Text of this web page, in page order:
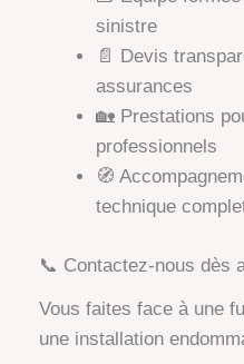
sinistre
📄 Devis
assurances
🏡 Prestations
professionnels
🧭
technique
📞 Contactez-nous dès
Vous faites face à une
une installation